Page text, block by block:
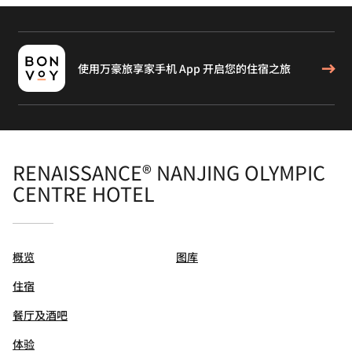
使用万豪旅享家手机 App 开启您的住宿之旅
RENAISSANCE® NANJING OLYMPIC
CENTRE HOTEL
概览
住宿
餐厅及酒吧
体验
图库